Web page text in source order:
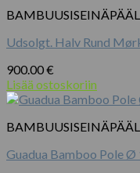
Udsolgt. Halv Rund
900.00€
Lisää ostoskoriin
Guadua Bamboo Pole Ø